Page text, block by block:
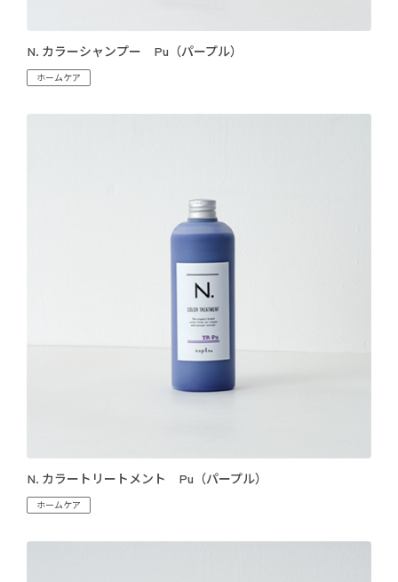
N. カラーシャンプー Pu（パープル）
ホームケア
N. カラートリートメント Pu（パープル）
ホームケア